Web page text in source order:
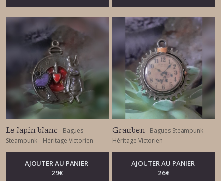
Le lapin blanc - Bagues
Steampunk – Héritage Victorien
AJOUTER AU PANIER
29€
Graüben - Bagues Steampunk –
Héritage Victorien
AJOUTER AU PANIER
26€